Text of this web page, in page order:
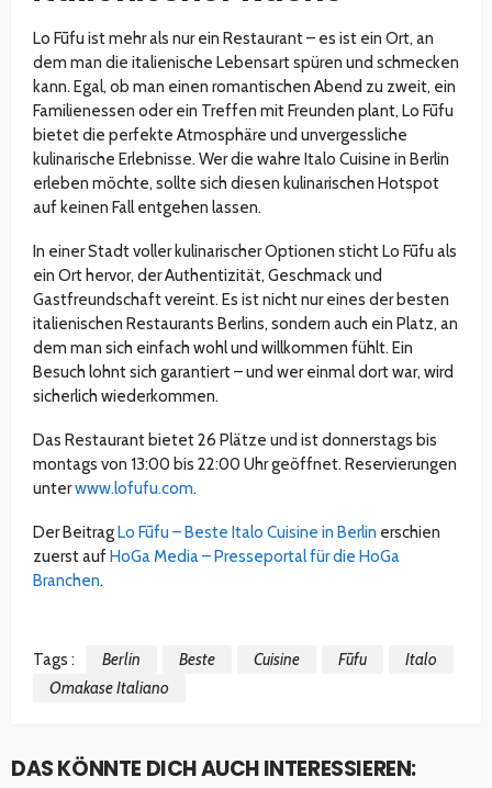
Lo Fūfu ist mehr als nur ein Restaurant – es ist ein Ort, an
dem man die italienische Lebensart spüren und schmecken
kann. Egal, ob man einen romantischen Abend zu zweit, ein
Familienessen oder ein Treffen mit Freunden plant, Lo Fūfu
bietet die perfekte Atmosphäre und unvergessliche
kulinarische Erlebnisse. Wer die wahre Italo Cuisine in Berlin
erleben möchte, sollte sich diesen kulinarischen Hotspot
auf keinen Fall entgehen lassen.
In einer Stadt voller kulinarischer Optionen sticht Lo Fūfu als
ein Ort hervor, der Authentizität, Geschmack und
Gastfreundschaft vereint. Es ist nicht nur eines der besten
italienischen Restaurants Berlins, sondern auch ein Platz, an
dem man sich einfach wohl und willkommen fühlt. Ein
Besuch lohnt sich garantiert – und wer einmal dort war, wird
sicherlich wiederkommen.
Das Restaurant bietet 26 Plätze und ist donnerstags bis
montags von 13:00 bis 22:00 Uhr geöffnet. Reservierungen
unterwww.lofufu.com.
Der Beitrag Lo Fūfu – Beste Italo Cuisine in Berlin erschien
zuerst auf HoGa Media – Presseportal für die HoGa
Branchen.
Tags : Berlin Beste Cuisine Fūfu
Italo
Omakase Italiano
DAS KÖNNTE DICH AUCH INTERESSIEREN: